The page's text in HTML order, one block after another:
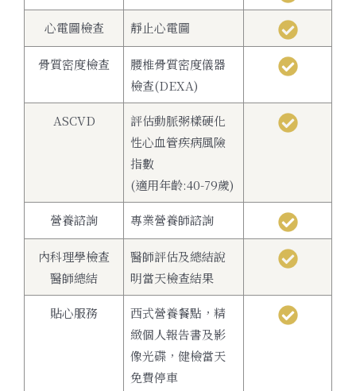
心電圖檢查 靜止心電圖
骨質密度檢查
腰椎骨質密度儀器
檢查(DEXA)
ASCVD
評估動脈粥樣硬化
性心血管疾病風險
指數
(適用年齡:40-79歲)
營養諮詢 專業營養師諮詢
內科理學檢查
醫師總結
醫師評估及總結說
明當天檢查結果
貼心服務
西式營養餐點，精
緻個人報告書及影
像光碟，健檢當天
免費停車